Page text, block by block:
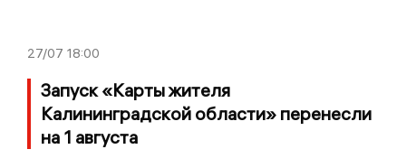
27/07 18:00
Запуск «Карты жителя
Калининградской области» перенесли
на 1 августа